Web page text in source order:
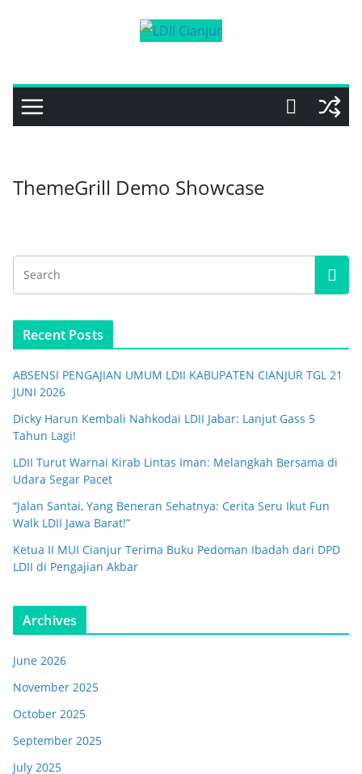
ThemeGrill Demo Showcase
Recent Posts
ABSENSI PENGAJIAN UMUM LDII KABUPATEN CIANJUR TGL 21
JUNI 2026
Dicky Harun Kembali Nahkodai LDII Jabar: Lanjut Gass 5
Tahun Lagi!
LDII Turut Warnai Kirab Lintas Iman: Melangkah Bersama di
Udara Segar Pacet
“Jalan Santai, Yang Beneran Sehatnya: Cerita Seru Ikut Fun
Walk LDII Jawa Barat!”
Ketua II MUI Cianjur Terima Buku Pedoman Ibadah dari DPD
LDII di Pengajian Akbar
Archives
June 2026
November 2025
October 2025
September 2025
July 2025